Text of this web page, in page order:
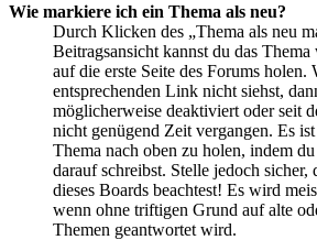
Wie markiere ich ein Thema als neu?
Durch Klicken des „Thema als neu
Beitragsansicht kannst du das
auf die erste Seite des Forums holen.
entsprechenden Link nicht siehst,
möglicherweise deaktiviert oder seit
nicht genügend Zeit vergangen. Es
Thema nach oben zu holen, indem
darauf schreibst. Stelle jedoch sicher,
dieses Boards beachtest! Es wird
wenn ohne triftigen Grund auf alte
Themen geantwortet wird.